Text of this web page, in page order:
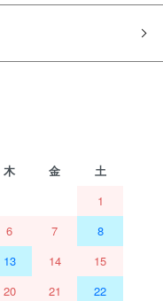
木 金
土
1
6 7
8
13 14
15
20 21
22